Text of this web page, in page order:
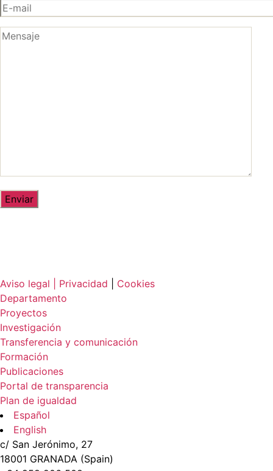
Aviso legal | Privacidad
Cookies
Departamento
Proyectos
Investigación
Transferencia y comunicación
Formación
Publicaciones
Portal de transparencia
Plan de igualdad
Español
English
c/ San Jerónimo, 27
18001 GRANADA (Spain)